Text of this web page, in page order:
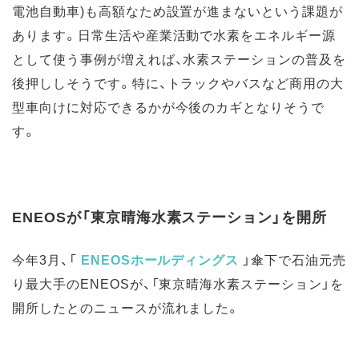
電池自動車)も高額なため設置が進まないという課題が
あります。日常生活や産業活動で水素をエネルギー源
として使う事例が増えれば、水素ステーションの普及を
後押ししそうです。特に、トラックやバスなど商用の大
型車向けに対応できるかが今後のカギとなりそうで
す。
ENEOSが「東京晴海水素ステーション」を開所
今年3月、 「 ENEOSホールディングス 」傘下で石油元売
り最大手のENEOSが、「東京晴海水素ステーション」を
開所したとのニュースが流れました。